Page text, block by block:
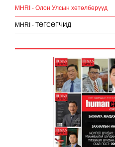
MHRI - Олон Улсын хөтөлбөрүүд
MHRI - ТӨГСӨГЧИД